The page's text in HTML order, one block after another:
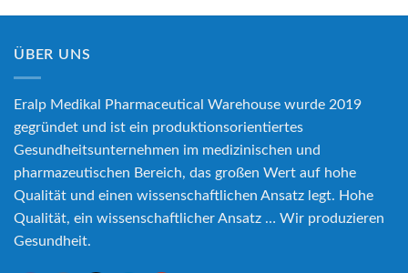
ÜBER UNS
Eralp Medikal Pharmaceutical Warehouse wurde 2019
gegründet und ist ein produktionsorientiertes
Gesundheitsunternehmen im medizinischen und
pharmazeutischen Bereich, das großen Wert auf hohe
Qualität und einen wissenschaftlichen Ansatz legt. Hohe
Qualität, ein wissenschaftlicher Ansatz … Wir produzieren
Gesundheit.